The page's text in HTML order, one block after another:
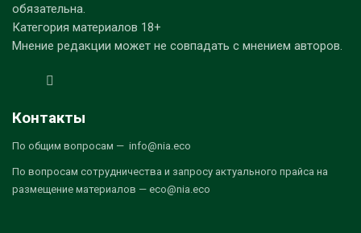
обязательна.
Категория материалов 18+
Мнение редакции может не совпадать с мнением авторов.
Контакты
По общим вопросам — info@nia.eco
По вопросам сотрудничества и запросу актуального прайса на
размещение материалов — eco@nia.eco